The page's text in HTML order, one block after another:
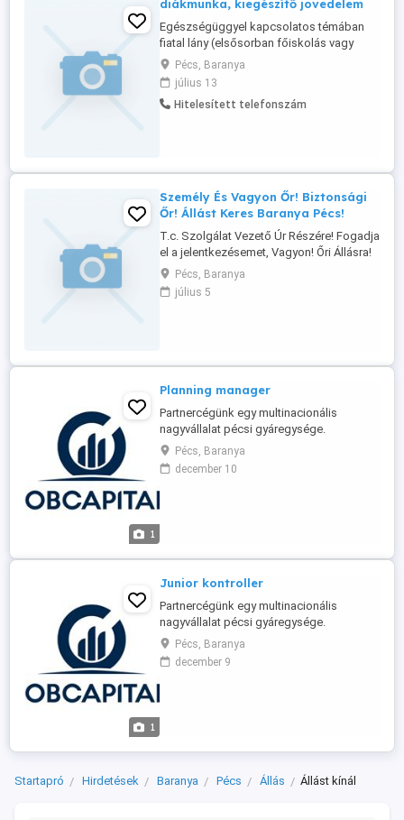
diákmunka, kiegészítő jövedelem
Egészségüggyel kapcsolatos témában
fiatal lány (elsősorban főiskolás vagy
egyetemista) rendszeres segítségére,
közreműködésére lenne szükségünk.
Fizetés alkalmanként. 2-3 naponta pár óra
elfoglaltság, rugalmas időbeosztásban...
Pécs, Baranya
július 13
Hitelesített telefonszám
Személy És Vagyon Őr! Biztonsági
Őr! Állást Keres Baranya Pécs!
T.c. Szolgálat Vezető Úr Részére! Fogadja
el a jelentkezésemet, Vagyon! Őri Állásra!
Olvassa el kérem, a mellékleteket.
Személy és Vagyon Őri Állást Keresek
Baranya Pécs Belterületére. A
Pécs, Baranya
július 5
1
Planning manager
Partnercégünk egy multinacionális
nagyvállalat pécsi gyáregysége.
Folyamataiban és kultúrájában központi
szerepet kap az innováció, az elkötelezett
felelősségvállalás, az egymást támogató
Pécs, Baranya
december 10
1
Junior kontroller
Partnercégünk egy multinacionális
nagyvállalat pécsi gyáregysége.
Folyamataiban és kultúrájában központi
szerepet kap az innováció, az elkötelezett
felelősségvállalás, az egymást támogató
Pécs, Baranya
december 9
Startapró Hirdetések Baranya Pécs Állás Állást kínál